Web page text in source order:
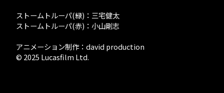
ストームトルーパ(緑)：三宅健太
ストームトルーパ(赤)：小山剛志
アニメーション制作：david production
© 2025 Lucasfilm Ltd.